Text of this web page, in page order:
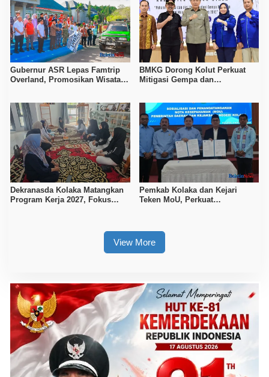
Gubernur ASR Lepas Famtrip
Overland, Promosikan Wisata
BMKG Dorong Kolut Perkuat
Mitigasi Gempa dan
Dekranasda Kolaka Matangkan
Program Kerja 2027, Fokus
Pemkab Kolaka dan Kejari
Teken MoU, Perkuat
View More